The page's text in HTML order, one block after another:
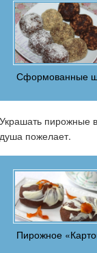
Сформованные
Украшать пирожные
душа пожелает.
Пирожное